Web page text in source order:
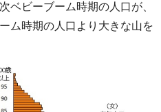
ベビーブーム時期の人口が、
ム時期の人口より大きな山を